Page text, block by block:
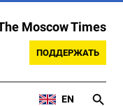
Moscow Times
ПОДДЕРЖАТЬ
EN